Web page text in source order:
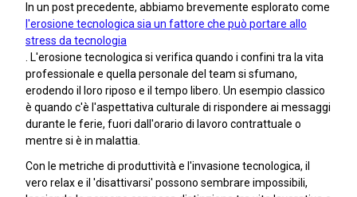
In un post precedente, abbiamo brevemente esplorato come
l'erosione tecnologica sia un fattore che può portare allo
stress da tecnologia
. L'erosione tecnologica si verifica quando i confini tra la vita
professionale e quella personale del team si sfumano,
erodendo il loro riposo e il tempo libero. Un esempio classico
è quando c'è l'aspettativa culturale di rispondere ai messaggi
durante le ferie, fuori dall'orario di lavoro contrattuale o
mentre si è in malattia.
Con le metriche di produttività e l'invasione tecnologica, il
vero relax e il 'disattivarsi' possono sembrare impossibili,